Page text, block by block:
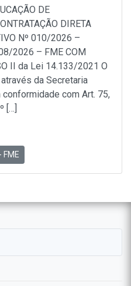
DE
DIRETA
Nº 010/2026 –
2026 – FME COM
II da Lei 14.133/2021 O
da Secretaria
conformidade com Art. 75,
[…]
FME